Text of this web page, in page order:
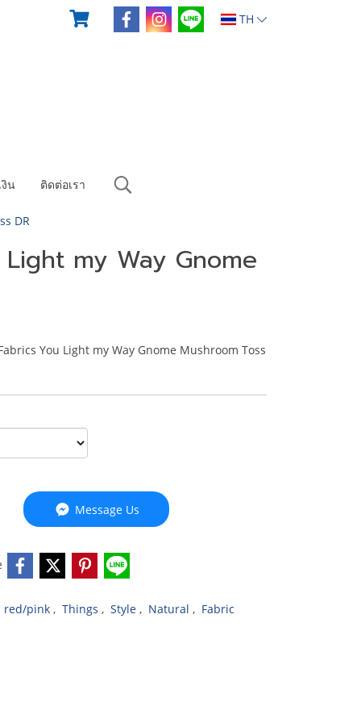
TH
น ติดต่อเรา
DR
my Way Gnome
You Light my Way Gnome Mushroom Toss
Message Us
red/pink , Things , Style , Natural , Fabric